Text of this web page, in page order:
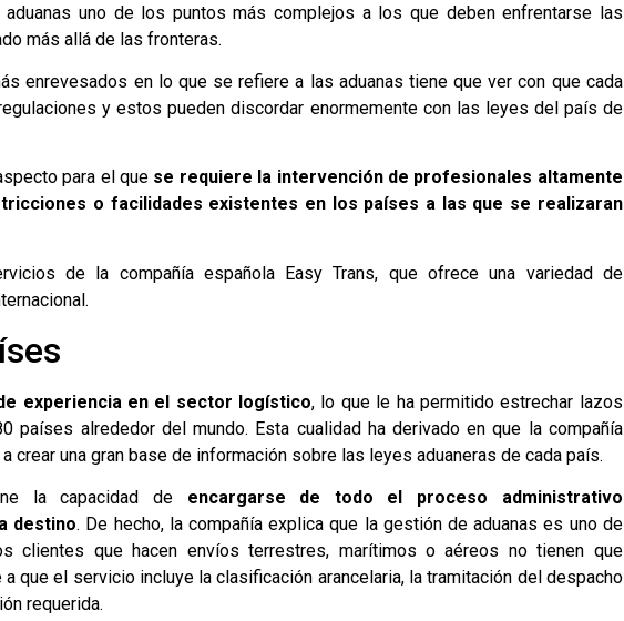
uno de los puntos más complejos a los que deben enfrentarse las
más allá de las fronteras.
enrevesados en lo que se refiere a las aduanas tiene que ver con que cada
y estos pueden discordar enormemente con las leyes del país de
para el que se requiere la intervención de profesionales altamente
o facilidades existentes en los países a las que se realizaran
de la compañía española Easy Trans, que ofrece una variedad de
experiencia en el sector logístico, lo que le ha permitido estrechar lazos
países alrededor del mundo. Esta cualidad ha derivado en que la compañía
crear una gran base de información sobre las leyes aduaneras de cada país.
la capacidad de encargarse de todo el proceso administrativo
destino. De hecho, la compañía explica que la gestión de aduanas es uno de
clientes que hacen envíos terrestres, marítimos o aéreos no tienen que
que el servicio incluye la clasificación arancelaria, la tramitación del despacho
requerida.